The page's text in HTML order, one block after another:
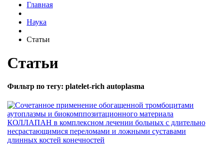
Главная
Наука
Статьи
Статьи
Фильтр по тегу: platelet-rich autoplasma